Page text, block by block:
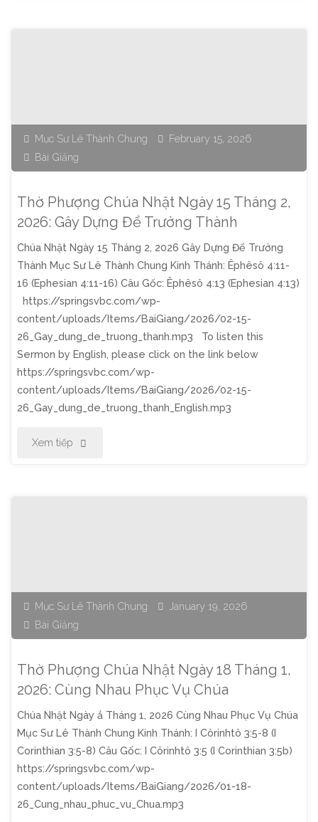
22
Tháng
2026:
Cạm
Bẫy
Satan"
Mục Sư Lê Thành Chung
February 15, 2026
Bài Giảng
Thờ Phượng Chúa Nhật Ngày 15 Tháng 2,
2026: Gây Dựng Để Trưởng Thành
Chúa Nhật Ngày 15 Tháng 2, 2026 Gây Dựng Để Trưởng
Thành Mục Sư Lê Thành Chung Kinh Thánh: Êphêsô 4:11-
16 (Ephesian 4:11-16) Câu Gốc: Êphêsô 4:13 (Ephesian 4:13)
https://springsvbc.com/wp-
content/uploads/Items/BaiGiang/2026/02-15-
26_Gay_dung_de_truong_thanh.mp3 To listen this
Sermon by English, please click on the link below
https://springsvbc.com/wp-
content/uploads/Items/BaiGiang/2026/02-15-
26_Gay_dung_de_truong_thanh_English.mp3
Xem tiếp "Thờ
15
Tháng
2026:
Gây
Dựng
Để
Trưởng
Mục Sư Lê Thành Chung
January 19, 2026
Bài Giảng
Thờ Phượng Chúa Nhật Ngày 18 Tháng 1,
2026: Cùng Nhau Phục Vụ Chúa
Chúa Nhật Ngày ắ Tháng 1, 2026 Cùng Nhau Phục Vụ Chúa
Mục Sư Lê Thành Chung Kinh Thánh: I Côrinhtô 3:5-8 (I
Corinthian 3:5-8) Câu Gốc: I Côrinhtô 3:5 (I Corinthian 3:5b)
https://springsvbc.com/wp-
content/uploads/Items/BaiGiang/2026/01-18-
26_Cung_nhau_phuc_vu_Chua.mp3